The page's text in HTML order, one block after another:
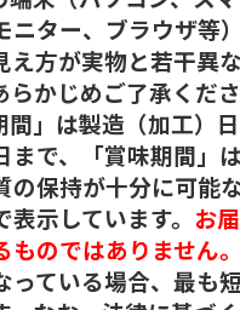
ニター、ブラウザ等
え方が実物と若干異
らかじめご了承くださ
間」は製造（加工）
まで、「賞味期間」
の保持が十分に可能
示しています。 お
ものではありません。
っている場合、最も